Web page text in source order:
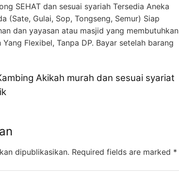
SEHAT dan sesuai syariah Tersedia Aneka
(Sate, Gulai, Sop, Tongseng, Semur) Siap
dan yayasan atau masjid yang membutuhkan
Flexibel, Tanpa DP. Bayar setelah barang
Akikah murah dan sesuai syariat
dipublikasikan. Required fields are marked *